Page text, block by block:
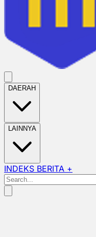
DAERAH
LAINNYA
INDEKS BERITA +